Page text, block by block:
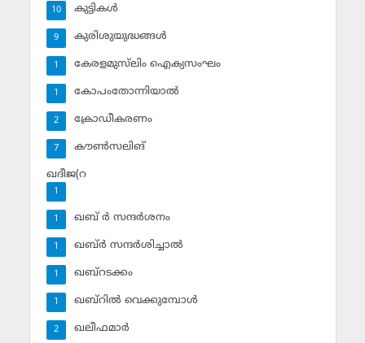
കുട്ടികള്‍
10
കുരിശുയുദ്ധങ്ങള്‍
9
കേരളമുസ്‌ലിം ഐക്യസംഘം
1
കോപംതോന്നിയാല്‍
1
ക്രോഡീകരണം
2
കൗണ്‍സലിങ്‌
7
ഖദീജ(റ
1
ഖബ് ര്‍ സന്ദര്‍ശനം
1
ഖബ്ര്‍ സന്ദര്‍ശിച്ചാല്‍
1
ഖബ്‌റടക്കം
1
ഖബ്‌റില്‍ വെക്കുമ്പോള്‍
1
ഖലീഫമാര്‍
2